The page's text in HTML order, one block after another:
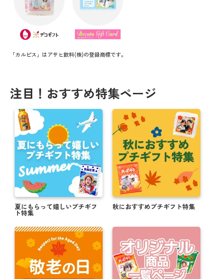
「カルピス」はアサヒ飲料(株)の登録商標です。
注目！おすすめ特集ページ
夏にもらって嬉しいプチギフ
ト特集
秋におすすめプチギフト特集